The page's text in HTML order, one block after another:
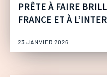
PRÊTE À FAIRE
FRANCE ET À
23 JANVIER 2026